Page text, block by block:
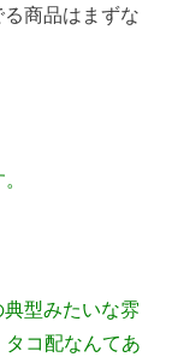
商品はまずな
型みたいな雰
コ配なんてあ